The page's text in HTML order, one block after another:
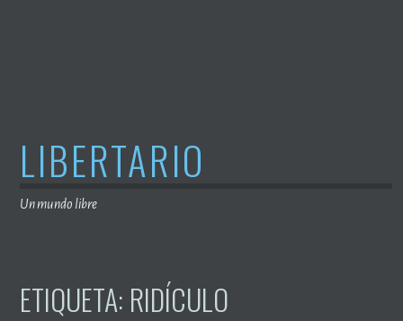
LIBERTARIO
Un mundo libre
ETIQUETA: RIDÍCULO